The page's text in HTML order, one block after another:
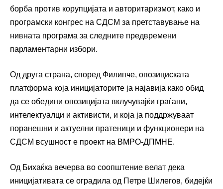
борба против корупцијата и авторитаризмот, како и
програмски конгрес на СДСМ за претставување на
нивната програма за следните предвремени
парламентарни избори.
Од друга страна, според Филипче, опозициската
платформа која иницијаторите ја најавија како обид
да се обедини опозицијата вклучувајќи граѓани,
интелектуалци и активисти, и која ја поддржуваат
поранешни и актуелни пратеници и функционери на
СДСМ всушност е проект на ВМРО-ДПМНЕ.
Од Бихаќка вечерва во соопштение велат дека
иницијативата се оградила од Петре Шилегов, бидејќи